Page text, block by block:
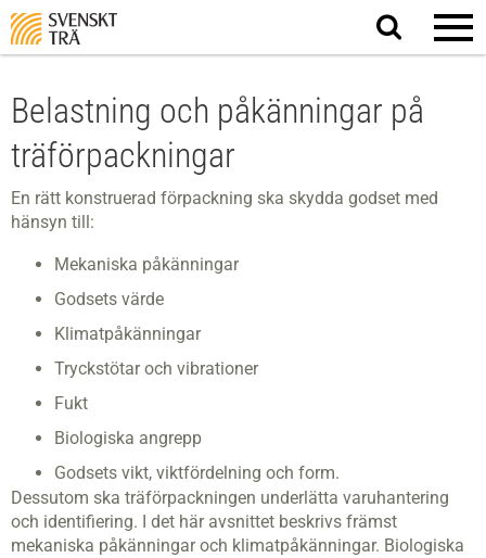
Sök
på
Belastning och påkänningar på
träförpackningar
En rätt konstruerad förpackning ska skydda godset med
hänsyn till:
Mekaniska påkänningar
Godsets värde
Klimatpåkänningar
Tryckstötar och vibrationer
Fukt
Biologiska angrepp
Godsets vikt, viktfördelning och form.
Dessutom ska träförpackningen underlätta varuhantering
och identifiering. I det här avsnittet beskrivs främst
mekaniska påkänningar och klimatpåkänningar. Biologiska